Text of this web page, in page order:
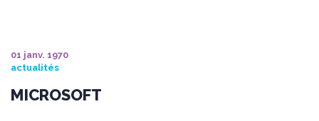
01 janv. 1970
actualités
MICROSOFT